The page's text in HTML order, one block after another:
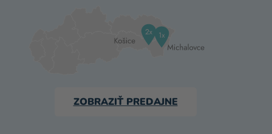
ZOBRAZIŤ PREDAJNE